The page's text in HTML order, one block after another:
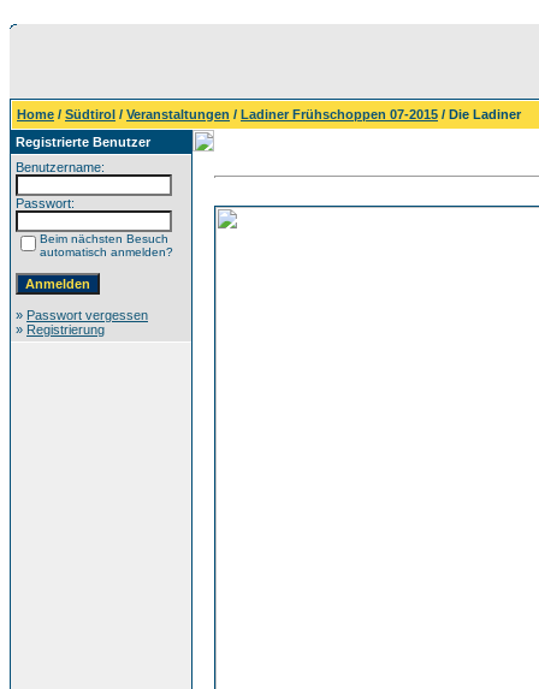
Home / Südtirol / Veranstaltungen / Ladiner Frühschoppen 07-2015 / Die Ladiner
Registrierte Benutzer
Benutzername:
Passwort:
Beim nächsten Besuch
automatisch anmelden?
» Passwort vergessen
» Registrierung